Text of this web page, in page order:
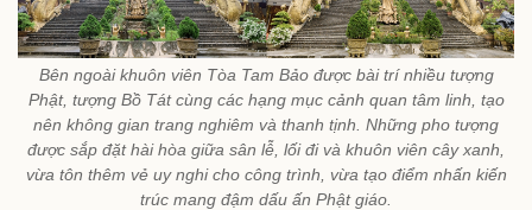
Bên ngoài khuôn viên Tòa Tam Bảo được bài trí nhiều tượng
Phật, tượng Bồ Tát cùng các hạng mục cảnh quan tâm linh, tạo
nên không gian trang nghiêm và thanh tịnh. Những pho tượng
được sắp đặt hài hòa giữa sân lễ, lối đi và khuôn viên cây xanh,
vừa tôn thêm vẻ uy nghi cho công trình, vừa tạo điểm nhấn kiến
trúc mang đậm dấu ấn Phật giáo.